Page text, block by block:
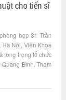
cho tiến sĩ
họp 81 Trần
Hà Nội, Viện Khoa
long trọng tổ chức
Bình. Tham